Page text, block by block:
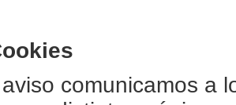
comunicamos a